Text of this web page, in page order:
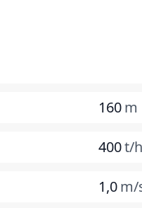
160m
400t/h
1,0m/